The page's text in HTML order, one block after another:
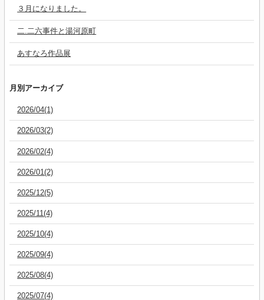
３月になりました。
二.二六事件と湯河原町
あすなろ作品展
月別アーカイブ
2026/04(1)
2026/03(2)
2026/02(4)
2026/01(2)
2025/12(5)
2025/11(4)
2025/10(4)
2025/09(4)
2025/08(4)
2025/07(4)